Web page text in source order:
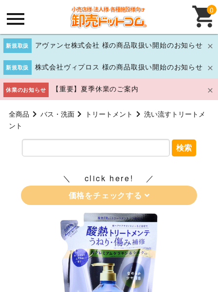
新規取扱 アヴァンセ株式会社 様の商品取扱い開始のお知らせ
新規取扱 株式会社ヴィプロス 様の商品取扱い開始のお知らせ
休業のお知らせ 【重要】夏季休業のご案内
0
全商品 バス・洗面 トリートメント
洗い流すトリートメ
ント
検索
click here!
価格をチェックする